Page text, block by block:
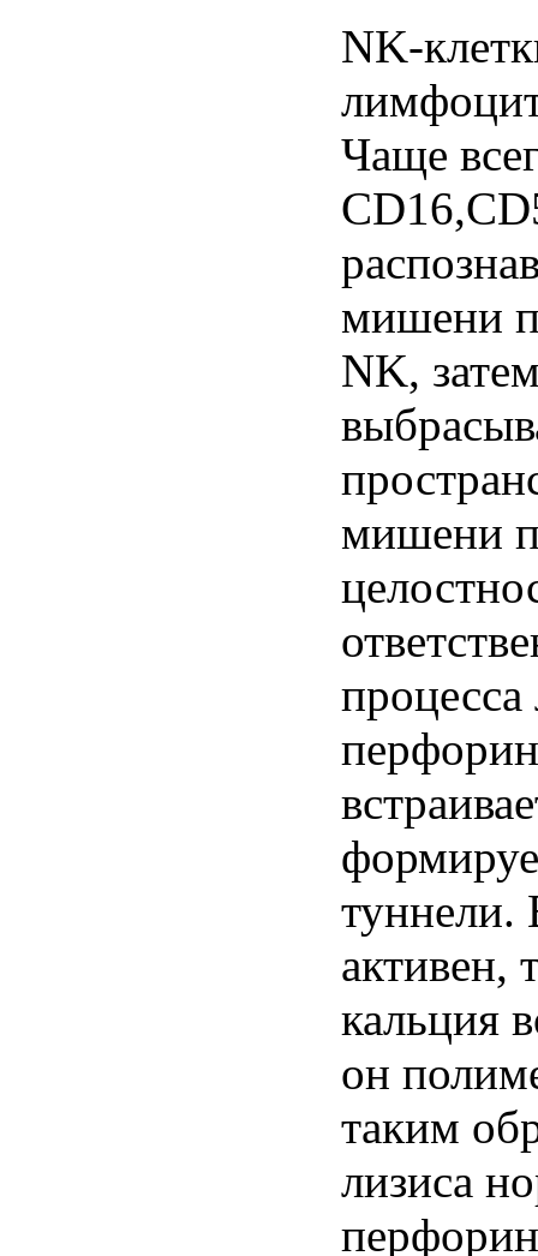
NK-
Чаще
мишени
NK,
мишени
туннели.
активен,
кальция
он
таким
лизиса